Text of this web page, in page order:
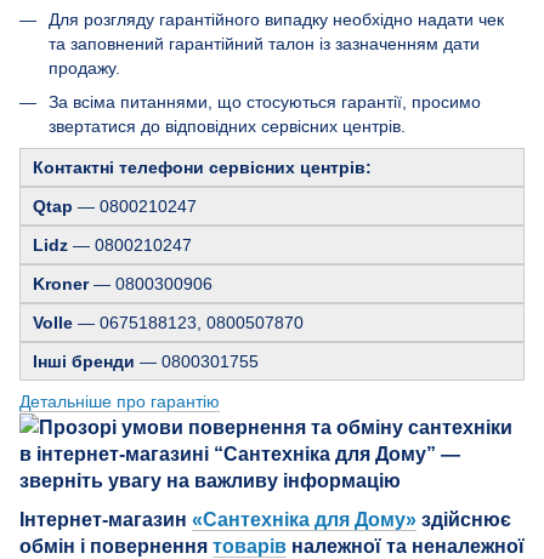
Для розгляду гарантійного випадку необхідно надати чек
та заповнений гарантійний талон із зазначенням дати
продажу.
За всіма питаннями, що стосуються гарантії, просимо
звертатися до відповідних сервісних центрів.
Контактні телефони сервісних центрів:
Qtap — 0800210247
Lidz — 0800210247
Kroner— 0800300906
Volle — 0675188123, 0800507870
Інші бренди — 0800301755
Детальніше про гарантію
Інтернет-магазин «Сантехніка для Дому» здійснює
обмін і повернення товарів належної та неналежної